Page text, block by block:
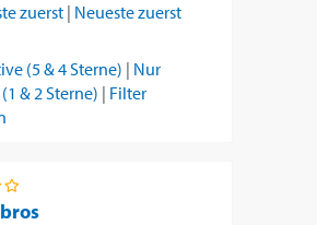
zuerst | Neueste zuerst
(5 & 4 Sterne) | Nur
& 2 Sterne) | Filter